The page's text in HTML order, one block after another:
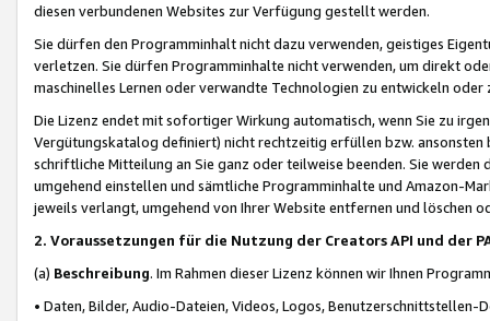
diesen verbundenen Websites zur Verfügung gestellt werden.
Sie dürfen den Programminhalt nicht dazu verwenden, geistiges
verletzen. Sie dürfen Programminhalte nicht verwenden, um direkt
maschinelles Lernen oder verwandte Technologien zu entwickeln
Die Lizenz endet mit sofortiger Wirkung automatisch, wenn Sie zu
Vergütungskatalog definiert) nicht rechtzeitig erfüllen bzw. ansonsten
schriftliche Mitteilung an Sie ganz oder teilweise beenden. Sie werden
umgehend einstellen und sämtliche Programminhalte und Amazon-
jeweils verlangt, umgehend von Ihrer Website entfernen und löschen
2. Voraussetzungen für die Nutzung der Creators API und der
(a) Beschreibung. Im Rahmen dieser Lizenz können wir Ihnen
• Daten, Bilder, Audio-Dateien, Videos, Logos, Benutzerschnittstellen-